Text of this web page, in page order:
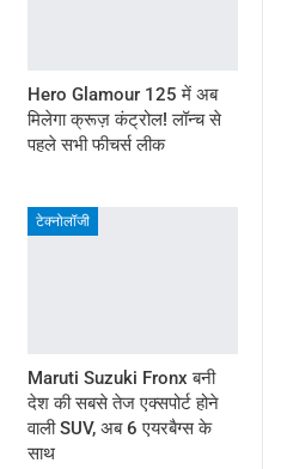
Hero Glamour 125 में अब
मिलेगा क्रूज़ कंट्रोल! लॉन्च से
पहले सभी फीचर्स लीक
टेक्नोलॉजी
Maruti Suzuki Fronx बनी
देश की सबसे तेज एक्सपोर्ट होने
वाली SUV, अब 6 एयरबैग्स के
साथ